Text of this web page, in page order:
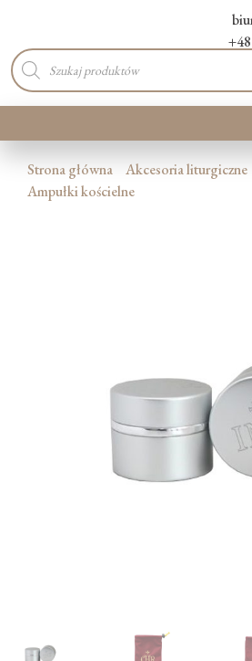
Wyszukiwarka
produktów
Kategorie produktów
Strona główna Akcesoria liturgiczne
Ampułki kościelne